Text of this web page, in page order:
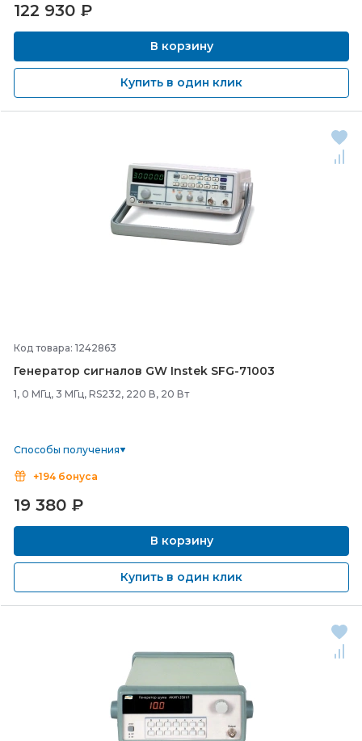
122 930 ₽
В корзину
Купить в один клик
Код товара: 1242863
Генератор сигналов GW Instek SFG-71003
1, 0 МГц, 3 МГц, RS232, 220 В, 20 Вт
Способы получения
+194 бонуса
19 380 ₽
В корзину
Купить в один клик